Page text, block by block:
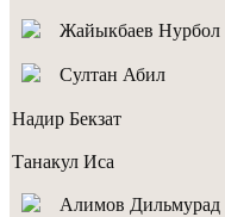
Жайыкбаев Нурбол
Султан Абил
Надир Бекзат
Танакул Иса
Алимов Дильмурад